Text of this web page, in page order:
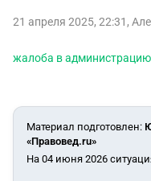
избежать. Что делать в
показаний соседей
много что могу
21 апреля 2025, 22:31 ,
жалоба в администрацию
Материал подготовлен:
«Правовед.ru»
На 04 июня 2026